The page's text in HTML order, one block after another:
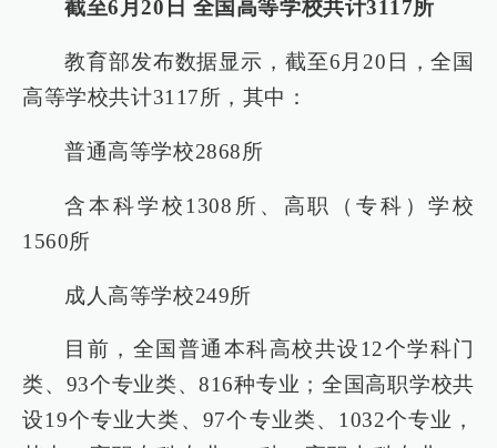
截至6月20日 全国高等学校共计3117所
教育部发布数据显示，截至6月20日，全国
高等学校共计3117所，其中：
普通高等学校2868所
含本科学校1308所、高职（专科）学校
1560所
成人高等学校249所
目前，全国普通本科高校共设12个学科门
类、93个专业类、816种专业；全国高职学校共
设19个专业大类、97个专业类、1032个专业，